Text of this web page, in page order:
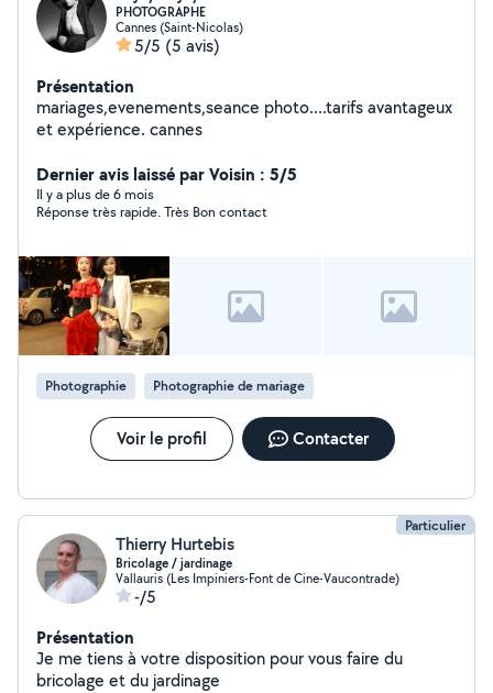
PHOTOGRAPHE
Cannes (Saint-Nicolas)
5/5 (5 avis)
Présentation
mariages,evenements,seance photo....tarifs avantageux
et expérience. cannes
Dernier avis laissé par Voisin : 5/5
Il y a plus de 6 mois
Réponse très rapide. Très Bon contact
Photographie Photographie de mariage
Voir le profil Contacter
Particulier
Thierry Hurtebis
Bricolage / jardinage
Vallauris (Les Impiniers-Font de Cine-Vaucontrade)
-/5
Présentation
Je me tiens à votre disposition pour vous faire du
bricolage et du jardinage